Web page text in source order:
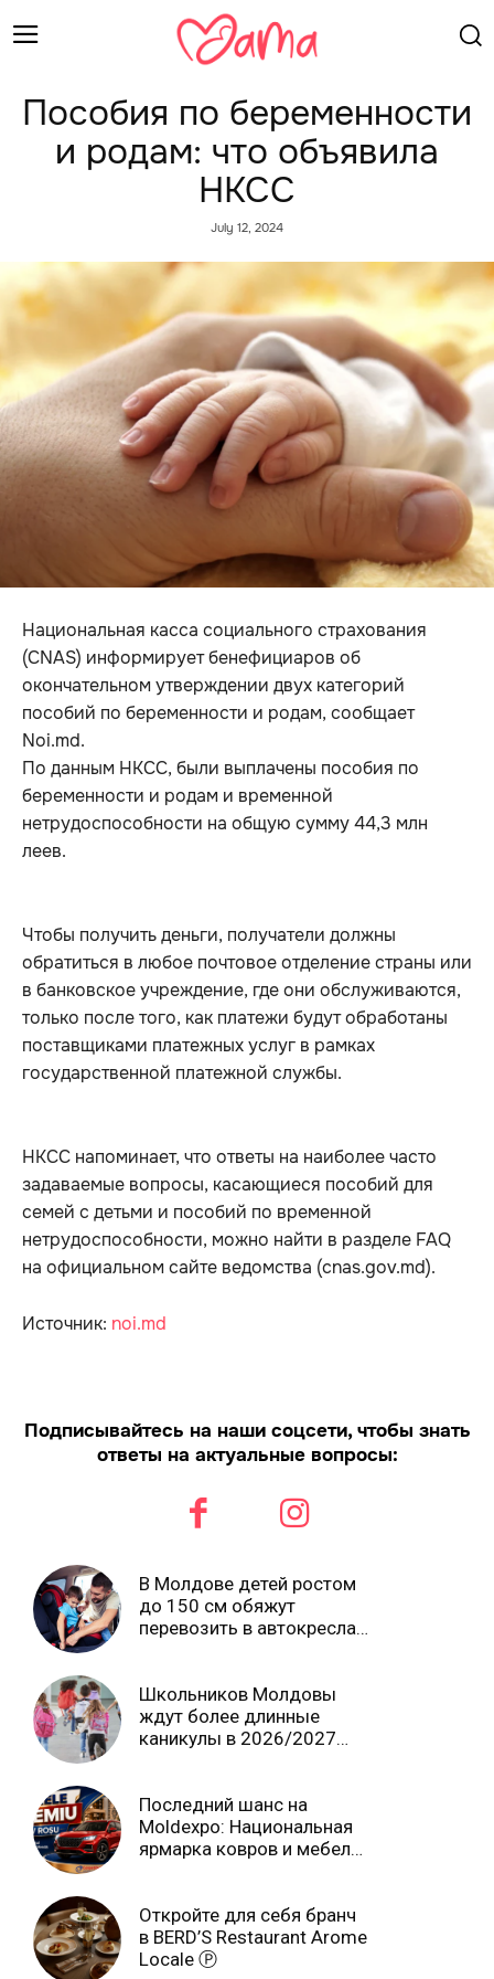
Пособия по беременности
и родам: что объявила
НКСС
July 12, 2024
Национальная касса социального страхования
(CNAS) информирует бенефициаров об
окончательном утверждении двух категорий
пособий по беременности и родам, сообщает
Noi.md.
По данным НКСС, были выплачены пособия по
беременности и родам и временной
нетрудоспособности на общую сумму 44,3 млн
леев.
Чтобы получить деньги, получатели должны
обратиться в любое почтовое отделение страны или
в банковское учреждение, где они обслуживаются,
только после того, как платежи будут обработаны
поставщиками платежных услуг в рамках
государственной платежной службы.
НКСС напоминает, что ответы на наиболее часто
задаваемые вопросы, касающиеся пособий для
семей с детьми и пособий по временной
нетрудоспособности, можно найти в разделе FAQ
на официальном сайте ведомства (cnas.gov.md).
Источник: noi.md
Подписывайтесь на наши соцсети, чтобы знать
ответы на актуальные вопросы:
В Молдове детей ростом
до 150 см обяжут
перевозить в автокреслах
Школьников Молдовы
ждут более длинные
каникулы в 2026/2027
Последний шанс на
Moldexpo: Национальная
ярмарка ковров и мебели
Откройте для себя бранч
в BERD’S Restaurant Arome
Locale Ⓟ